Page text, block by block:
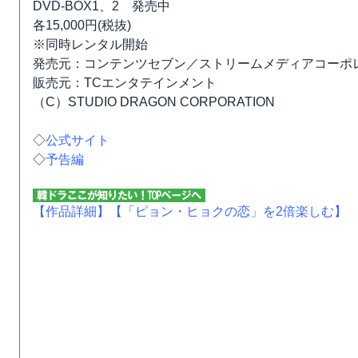
DVD-BOX1、2 発売中
各15,000円(税抜)
※同時レンタル開始
発売元：コンテンツセブン／ストリームメディアコーポ
販売元：TCエンタテインメント
（C）STUDIO DRAGON CORPORATION
◇公式サイト
◇予告編
【作品詳細】 【「ピョン・ヒョクの恋」を2倍楽しむ】